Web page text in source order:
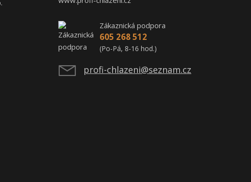
Zákaznická podpora
605 268 512
(Po-Pá, 8-16 hod.)
profi-chlazeni@seznam.cz